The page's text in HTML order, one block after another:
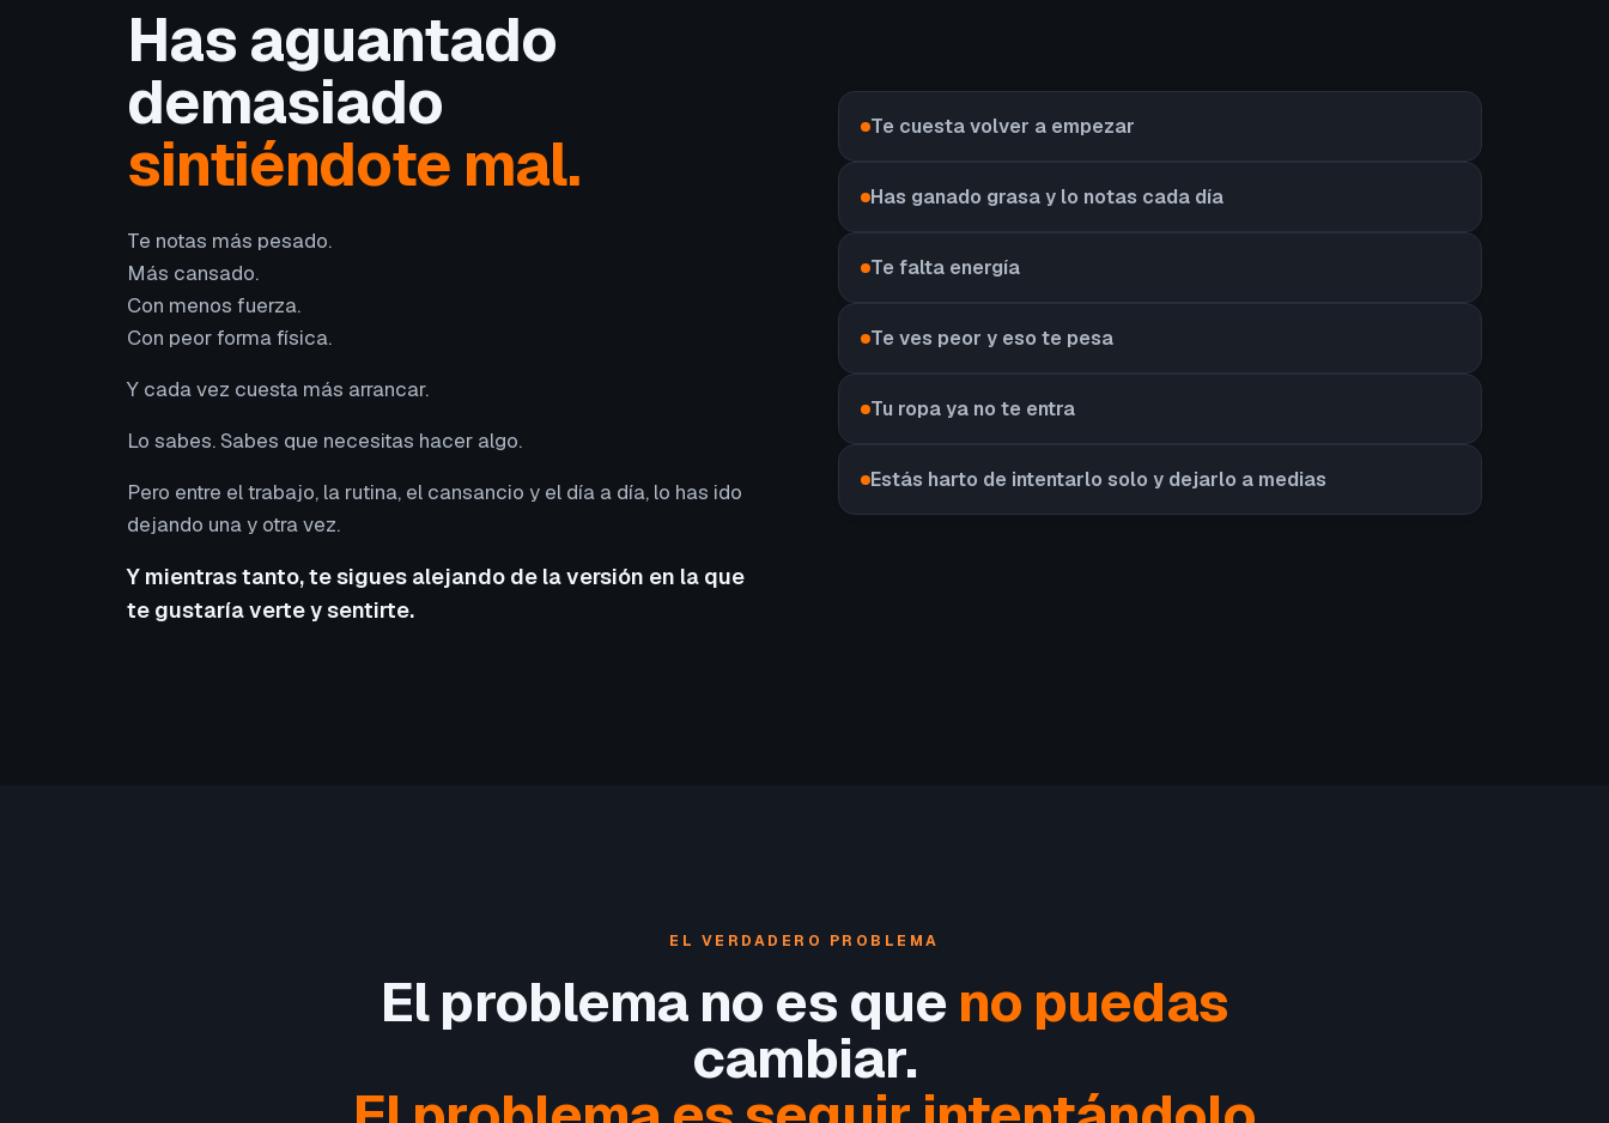
Has aguantado
demasiado
sintiéndote mal.
Te notas más pesado.
Más cansado.
Con menos fuerza.
Con peor forma física.
Y cada vez cuesta más arrancar.
Lo sabes. Sabes que necesitas hacer algo.
Pero entre el trabajo, la rutina, el cansancio y el día a día, lo has ido
dejando una y otra vez.
Y mientras tanto, te sigues alejando de la versión en la que
te gustaría verte y sentirte.
Te cuesta volver a empezar
Has ganado grasa y lo notas cada día
Te falta energía
Te ves peor y eso te pesa
Tu ropa ya no te entra
Estás harto de intentarlo solo y dejarlo a medias
EL VERDADERO PROBLEMA
El problema no es que no puedas
cambiar.